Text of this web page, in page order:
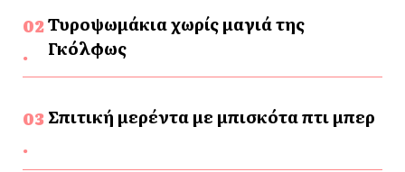
Τυροψωμάκια χωρίς μαγιά της
Γκόλφως
Σπιτική μερέντα με μπισκότα πτι μπερ